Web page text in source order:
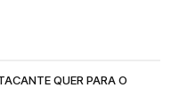
QUER PARA O